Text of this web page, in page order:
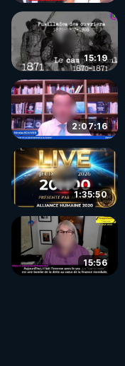
15:19
2:07:16
1:35:50
15:56